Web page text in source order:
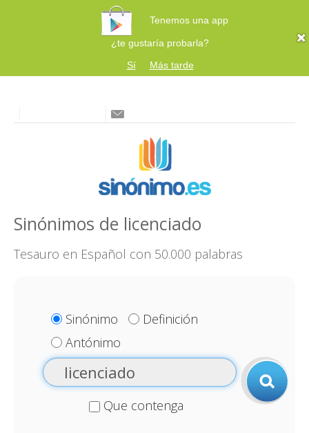
Tenemos una app
¿te gustaría probarla?
Sí
Más tarde
Sinónimos de licenciado
Tesauro en Español con 50.000 palabras
Sinónimo
Definición
Antónimo
Que contenga